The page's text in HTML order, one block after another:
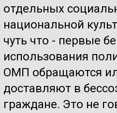
отдельных
национальной
чуть что - первые
использования
ОМП обращаются
доставляют в
граждане. Это не